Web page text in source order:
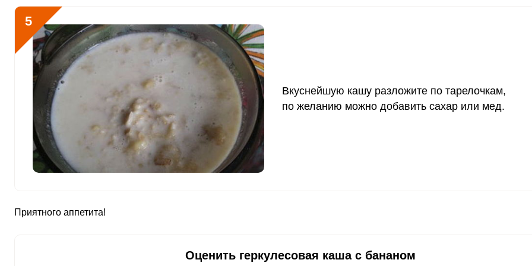
5
Вкуснейшую кашу разложите по тарелочкам,
по желанию можно добавить сахар или мед.
Приятного аппетита!
Оценить геркулесовая каша с бананом